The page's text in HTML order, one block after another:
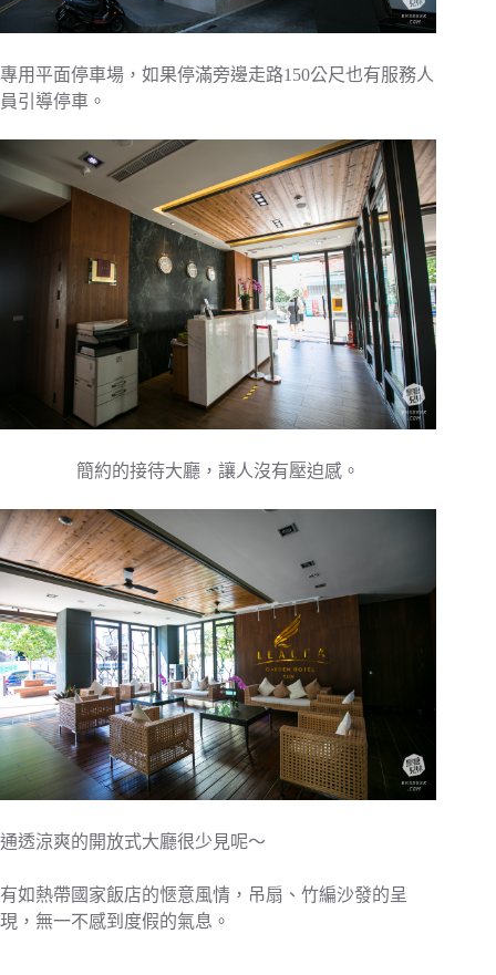
專用平面停車場，如果停滿旁邊走路150公尺也有服務人
員引導停車。
簡約的接待大廳，讓人沒有壓迫感。
通透涼爽的開放式大廳很少見呢～
有如熱帶國家飯店的愜意風情，吊扇、竹編沙發的呈
現，無一不感到度假的氣息。